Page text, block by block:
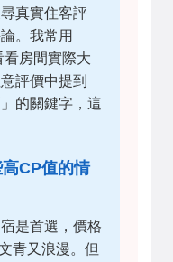
真實住客評
。我常用
房間實際大
評價中提到
的關鍵字，這
CP值的情
是首選，價格
青又浪漫。但